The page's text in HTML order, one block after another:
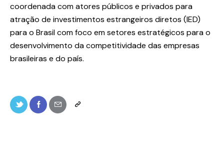
coordenada com atores públicos e privados para
atração de investimentos estrangeiros diretos (IED)
para o Brasil com foco em setores estratégicos para o
desenvolvimento da competitividade das empresas
brasileiras e do país.